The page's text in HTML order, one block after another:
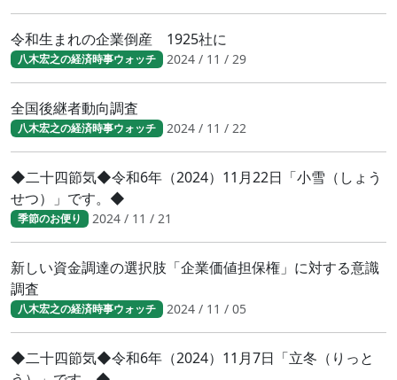
令和生まれの企業倒産 1925社に
八木宏之の経済時事ウォッチ 2024 / 11 / 29
全国後継者動向調査
八木宏之の経済時事ウォッチ 2024 / 11 / 22
◆二十四節気◆令和6年（2024）11月22日「小雪（しょう
せつ）」です。◆
季節のお便り 2024 / 11 / 21
新しい資金調達の選択肢「企業価値担保権」に対する意識
調査
八木宏之の経済時事ウォッチ 2024 / 11 / 05
◆二十四節気◆令和6年（2024）11月7日「立冬（りっと